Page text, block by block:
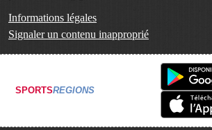
Informations légales
Signaler un contenu inapproprié
SPORTSREGIONS